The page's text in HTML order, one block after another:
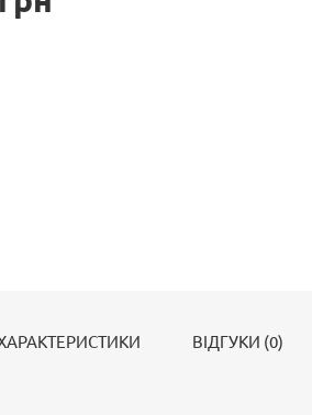
усі види вінілових покриттів, має різні
ВІДГУКИ (0)